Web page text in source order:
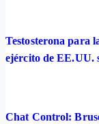
Testosterona para
ejército de EE.UU.
Chat Control: